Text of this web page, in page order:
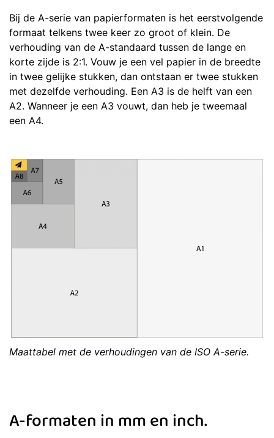
Bij de A-serie van papierformaten is het eerstvolgende
formaat telkens twee keer zo groot of klein. De
verhouding van de A-standaard tussen de lange en
korte zijde is 2:1. Vouw je een vel papier in de breedte
in twee gelijke stukken, dan ontstaan er twee stukken
met dezelfde verhouding. Een A3 is de helft van een
A2. Wanneer je een A3 vouwt, dan heb je tweemaal
een A4.
Maattabel met de verhoudingen van de ISO A-serie.
A-formaten in mm en inch.